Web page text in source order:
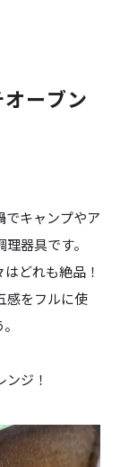
ーブン
でキャンプやア
器具です。
どれも絶品！
感をフルに使
ジ！